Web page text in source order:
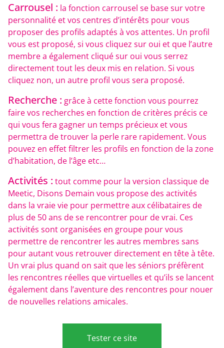
Carrousel : la fonction carrousel se base sur votre
personnalité et vos centres d’intérêts pour vous
proposer des profils adaptés à vos attentes. Un profil
vous est proposé, si vous cliquez sur oui et que l’autre
membre a également cliqué sur oui vous serrez
directement tout les deux mis en relation. Si vous
cliquez non, un autre profil vous sera proposé.
Recherche : grâce à cette fonction vous pourrez
faire vos recherches en fonction de critères précis ce
qui vous fera gagner un temps précieux et vous
permettra de trouver la perle rare rapidement. Vous
pouvez en effet filtrer les profils en fonction de la zone
d’habitation, de l’âge etc…
Activités : tout comme pour la version classique de
Meetic, Disons Demain vous propose des activités
dans la vraie vie pour permettre aux célibataires de
plus de 50 ans de se rencontrer pour de vrai. Ces
activités sont organisées en groupe pour vous
permettre de rencontrer les autres membres sans
pour autant vous retrouver directement en tête à tête.
Un vrai plus quand on sait que les séniors préfèrent
les rencontres réelles que virtuelles et qu’ils se lancent
également dans l’aventure des rencontres pour nouer
de nouvelles relations amicales.
Tester ce site